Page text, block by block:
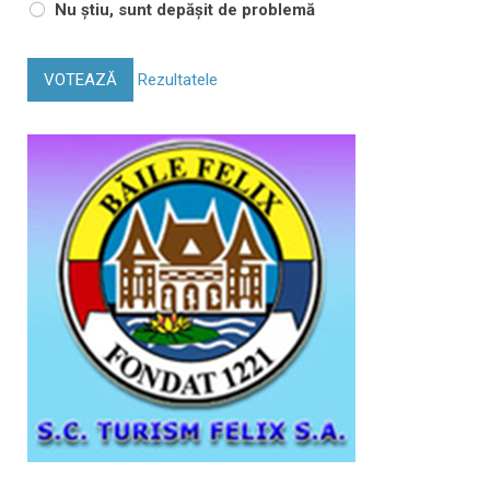
Nu știu, sunt depășit de problemă
VOTEAZĂ Rezultatele